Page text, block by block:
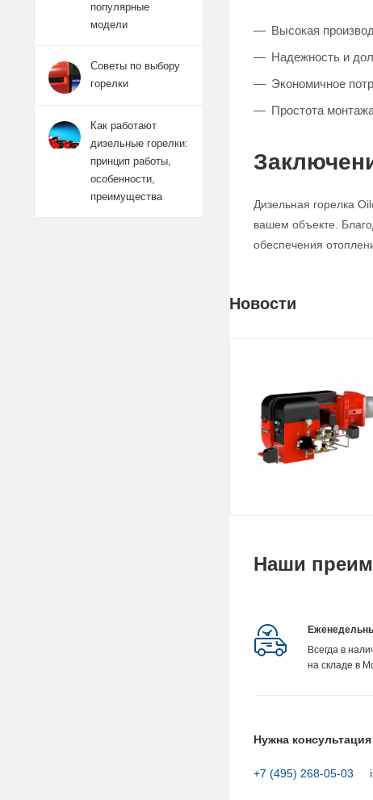
Высокая
Надежность и
Экономичное
Простота
Дизельная горелка
вашем объекте.
обеспечения
Новости
Наши
Всегда в
на складе в
Нужна
+7 (495) 268-05-03
популярные
модели
Советы по выбору
горелки
Как работают
дизельные горелки:
принцип работы,
особенности,
преимущества